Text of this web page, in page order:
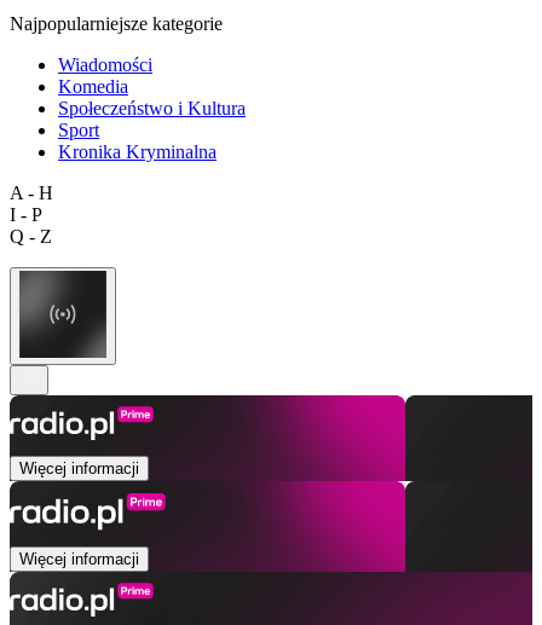
Najpopularniejsze kategorie
Wiadomości
Komedia
Społeczeństwo i Kultura
Sport
Kronika Kryminalna
A - H
I - P
Q - Z
Więcej informacji
Więcej informacji